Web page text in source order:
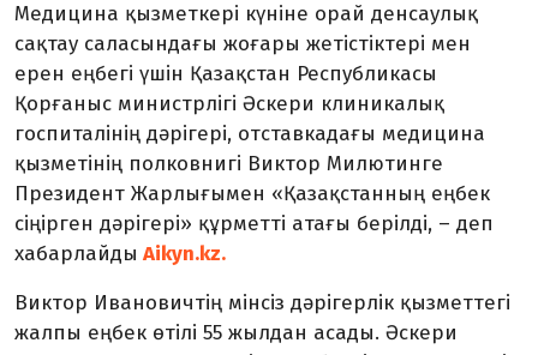
Медицина қызметкері күніне орай денсаулық
сақтау саласындағы жоғары жетістіктері мен
ерен еңбегі үшін Қазақстан Республикасы
Қорғаныс министрлігі Әскери клиникалық
госпиталінің дәрігері, отставкадағы медицина
қызметінің полковнигі Виктор Милютинге
Президент Жарлығымен «Қазақстанның еңбек
сіңірген дәрігері» құрметті атағы берілді, – деп
хабарлайды Aikyn.kz.
Виктор Ивановичтің мінсіз дәрігерлік қызметтегі
жалпы еңбек өтілі 55 жылдан асады. Әскери